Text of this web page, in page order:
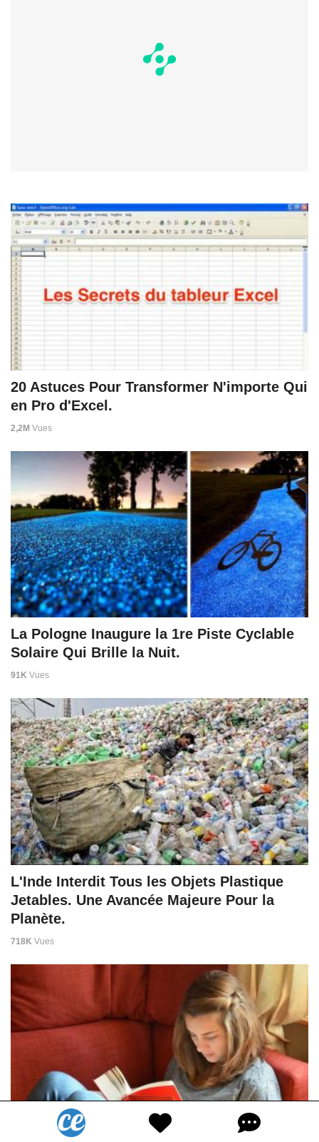
20 Astuces Pour Transformer N'importe Qui
en Pro d'Excel.
2,2M Vues
La Pologne Inaugure la 1re Piste Cyclable
Solaire Qui Brille la Nuit.
91K Vues
L'Inde Interdit Tous les Objets Plastique
Jetables. Une Avancée Majeure Pour la
Planète.
718K Vues